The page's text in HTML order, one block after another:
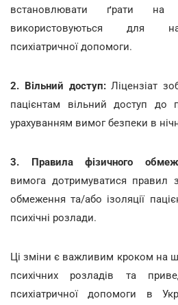
встановлювати ґрати
використовуються для
психіатричної допомоги.
2. Вільний доступ:Ліцензіат
пацієнтам вільний доступ до
урахуванням вимог безпеки в
3. Правила фізичного
вимога дотримуватися правил
обмеження та/або ізоляції
психічні розлади.
Ці зміни є важливим кроком на
психічних розладів та
психіатричної допомоги в